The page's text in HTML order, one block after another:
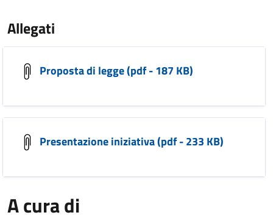
Allegati
Proposta di legge (pdf - 187 KB)
Presentazione iniziativa (pdf - 233 KB)
A cura di